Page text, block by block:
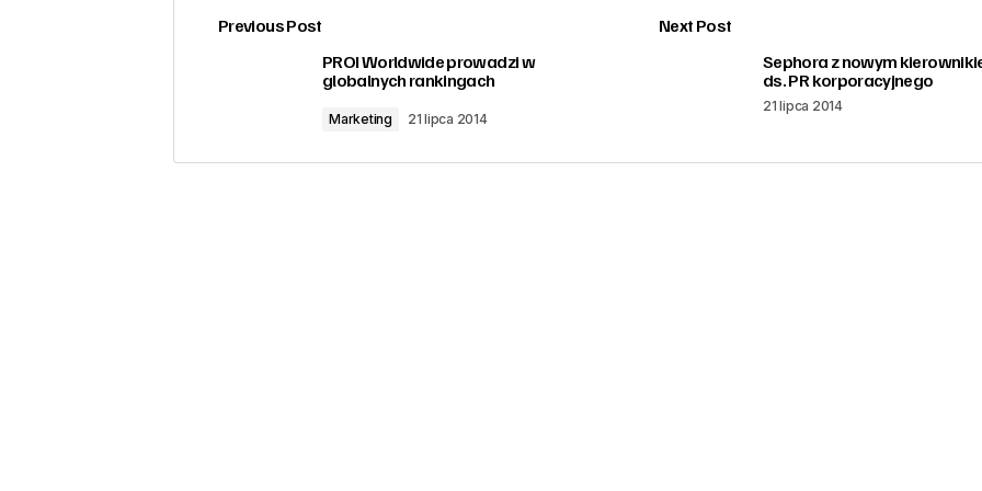
zalogować
Previous Post
PROI Worldwide prowadzi w
globalnych rankingach
Marketing 21 lipca 2014
Next Post
Sephora z nowym
ds. PR korporacyjnego
21 lipca 2014